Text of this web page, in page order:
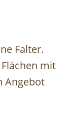
Falter.
mit
Angebot